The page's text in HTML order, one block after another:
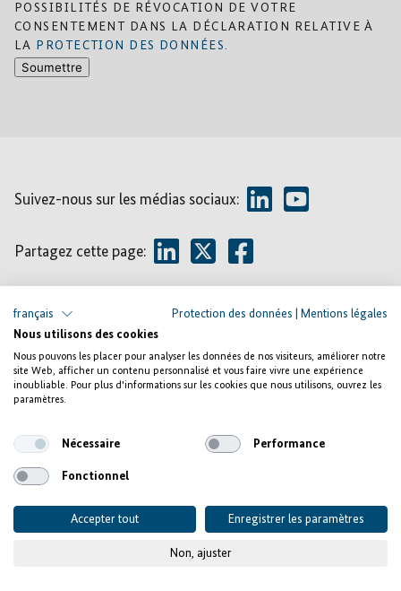
POSSIBILITÉS DE RÉVOCATION DE VOTRE
CONSENTEMENT DANS LA DÉCLARATION RELATIVE À
LA
PROTECTION DES DONNÉES .
Soumettre
Suivez-nous sur les médias sociaux:
Partagez cette page:
Deutsche Gesellschaft für Internationale Zusammenarbeit
(GIZ) GmbH
Invest for Jobs est la marque de l’Initiative spéciale «
entreprises, établissements d’enseignement supérieur,
chambres, associations et ONG allemandes, européennes
d’éliminer les obstacles à l’investissement dans les pays
partenaires africains et de créer sur place un plus grand
français Protection des données
Mentions légales
Nous utilisons des cookies
Nous pouvons les placer pour analyser les données de nos visiteurs, améliorer notre
site Web, afficher un contenu personnalisé et vous faire vivre une expérience
inoubliable. Pour plus d'informations sur les cookies que nous utilisons, ouvrez les
paramètres.
Nécessaire Performance
Fonctionnel
Accepter tout Enregistrer les paramètres
Non, ajuster